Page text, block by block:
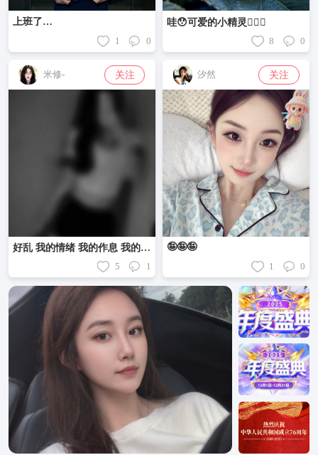
上班了…
1 0
哇😯可爱的小精灵🧚🏻‍♂️
8 0
米修- 关注
好乱 我的情绪 我的作息 我的性格 我的最近……
5 1
汐然 关注
🤪🤪🤪
1 0